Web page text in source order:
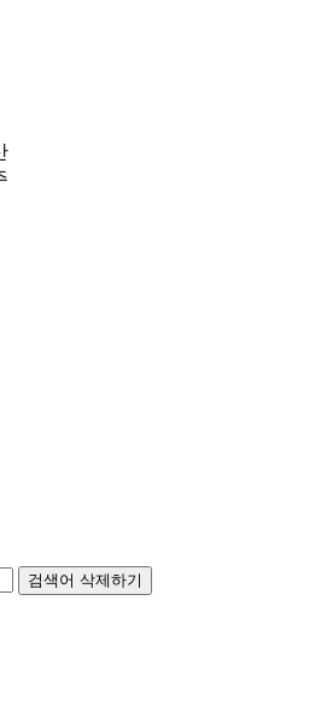
검색어 삭제하기